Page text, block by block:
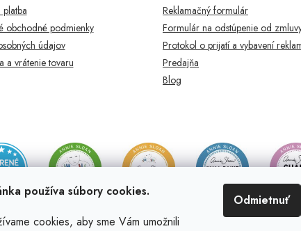
používa súbory cookies.
cookies, aby sme Vám umožnili
Odmietnuť
obchodné podmienky
údajov
a vrátenie tovaru
Reklamačný formulár
Formulár na odstúpenie od
Protokol o prijatí a vybavení
Predajňa
Blog